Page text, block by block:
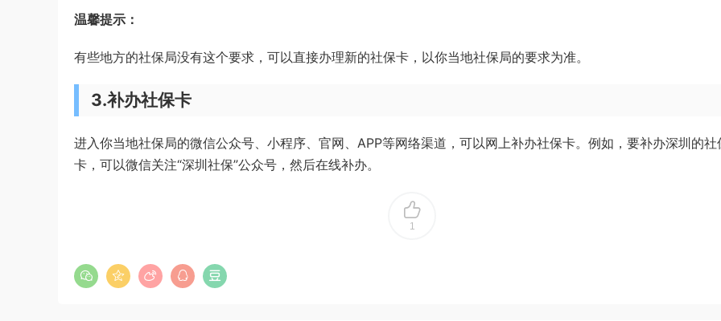
温馨提示：
有些地方的社保局没有这个要求，可以直接办理新的社保卡，以你当地社保局的要求为准。
3.补办社保卡
进入你当地社保局的微信公众号、小程序、官网、APP等网络渠道，可以网上补办社保卡。例如，要补办深圳的社
卡，可以微信关注“深圳社保”公众号，然后在线补办。
1